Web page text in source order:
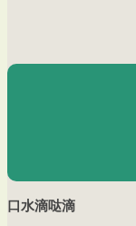
口水滴哒滴